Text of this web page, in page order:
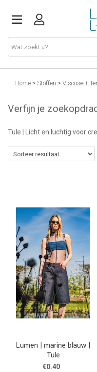
Stoffen
Fournituren
Naaigerief
Patronen
Workshops
Tips & tricks
Cadeaubon
Solden
Contact
Home > Stoffen > Viscose +
Verfijn je
Tule | Licht en luchtig voor
Lumen | marine blauw |
Tule
€0.40